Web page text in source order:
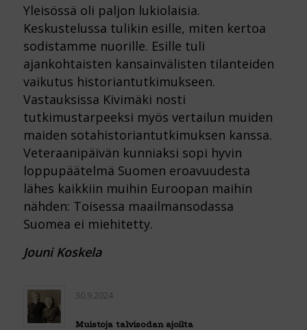
Yleisössä oli paljon lukiolaisia.
Keskustelussa tulikin esille, miten kertoa
sodistamme nuorille. Esille tuli
ajankohtaisten kansainvälisten tilanteiden
vaikutus historiantutkimukseen.
Vastauksissa Kivimäki nosti
tutkimustarpeeksi myös vertailun muiden
maiden sotahistoriantutkimuksen kanssa.
Veteraanipäivän kunniaksi sopi hyvin
loppupäätelmä Suomen eroavuudesta
lähes kaikkiin muihin Euroopan maihin
nähden: Toisessa maailmansodassa
Suomea ei miehitetty.
Jouni Koskela
30.9.2024
Muistoja talvisodan ajoilta